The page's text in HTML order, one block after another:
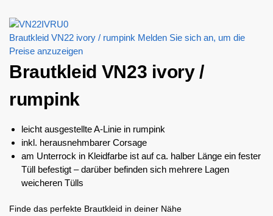
Brautkleid VN22 ivory / rumpink Melden Sie sich an, um die
Preise anzuzeigen
Brautkleid VN23 ivory /
rumpink
leicht ausgestellte A-Linie in rumpink
inkl. herausnehmbarer Corsage
am Unterrock in Kleidfarbe ist auf ca. halber Länge ein fester
Tüll befestigt – darüber befinden sich mehrere Lagen
weicheren Tülls
Finde das perfekte Brautkleid in deiner Nähe